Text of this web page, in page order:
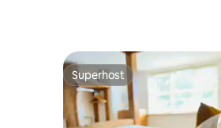
Superhost
Superhost